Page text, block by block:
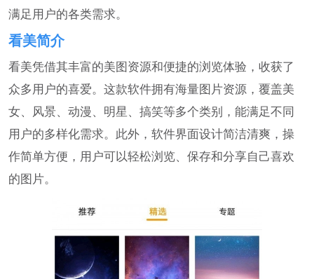
满足用户的各类需求。
看美简介
看美凭借其丰富的美图资源和便捷的浏览体验，收获了
众多用户的喜爱。这款软件拥有海量图片资源，覆盖美
女、风景、动漫、明星、搞笑等多个类别，能满足不同
用户的多样化需求。此外，软件界面设计简洁清爽，操
作简单方便，用户可以轻松浏览、保存和分享自己喜欢
的图片。